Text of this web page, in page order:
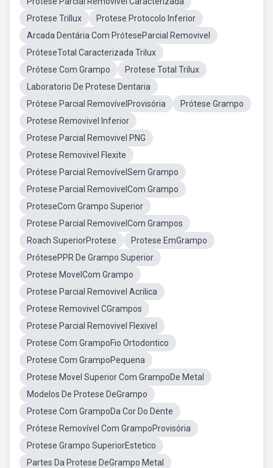
Protese Trillux
Protese Protocolo Inferior
Arcada Dentária Com PróteseParcial Removivel
PróteseTotal Caracterizada Trilux
Prótese Com Grampo
Protese Total Trilux
Laboratorio De Protese Dentaria
Prótese Parcial RemovívelProvisória
Prótese Grampo
Protese Removivel Inferior
Protese Parcial Removivel PNG
Protese Removivel Flexite
Prótese Parcial RemovívelSem Grampo
Protese Parcial RemovivelCom Grampo
ProteseCom Grampo Superior
Protese Parcial RemovivelCom Grampos
Roach SuperiorProtese
Protese EmGrampo
PrótesePPR De Grampo Superior
Protese MovelCom Grampo
Protese Parcial Removivel Acrilica
Protese Removivel CGrampos
Protese Parcial Removivel Flexivel
Protese Com GrampoFio Ortodontico
Protese Com GrampoPequena
Protese Movel Superior Com GrampoDe Metal
Modelos De Protese DeGrampo
Protese Com GrampoDa Cor Do Dente
Prótese Removível Com GrampoProvisória
Protese Grampo SuperiorEstetico
Partes Da Protese DeGrampo Metal